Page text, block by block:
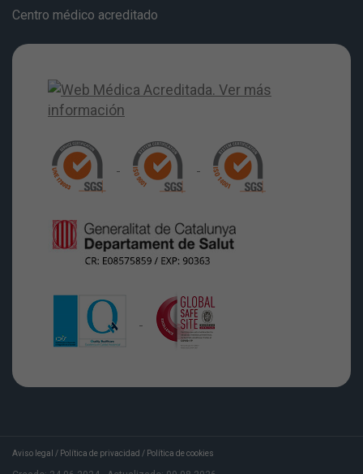
Centro médico acreditado
Aviso legal / Política de privacidad / Política de cookies